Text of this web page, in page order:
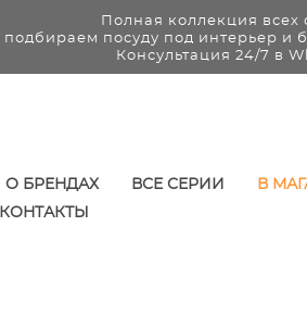
Полная коллекция всех
подбираем посуду под интерьер
Консультация 24/7 в
О БРЕНДАХ ВСЕ СЕРИИ В
КОНТАКТЫ